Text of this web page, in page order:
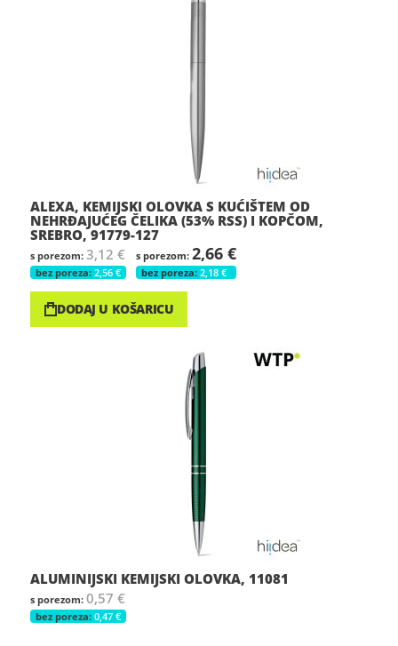
ALEXA, KEMIJSKI OLOVKA S KUĆIŠTEM OD
NEHRĐAJUĆEG ČELIKA (53% RSS) I KOPČOM,
SREBRO, 91779-127
3,12 €
2,56 €
2,66 €
2,18 €
DODAJ U KOŠARICU
ALUMINIJSKI KEMIJSKI OLOVKA, 11081
0,57 €
0,47 €